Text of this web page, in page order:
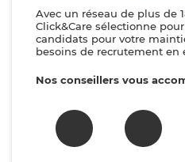
Avec un réseau de plus de
Click&Care sélectionne
candidats pour votre
besoins de recrutement en
Nos conseillers vous